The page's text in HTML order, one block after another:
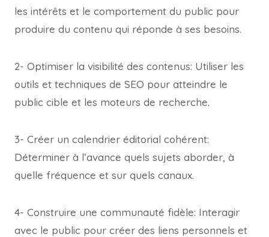
les intérêts et le comportement du public pour
produire du contenu qui réponde à ses besoins.
2- Optimiser la visibilité des contenus: Utiliser les
outils et techniques de SEO pour atteindre le
public cible et les moteurs de recherche.
3- Créer un calendrier éditorial cohérent:
Déterminer à l’avance quels sujets aborder, à
quelle fréquence et sur quels canaux.
4- Construire une communauté fidèle: Interagir
avec le public pour créer des liens personnels et